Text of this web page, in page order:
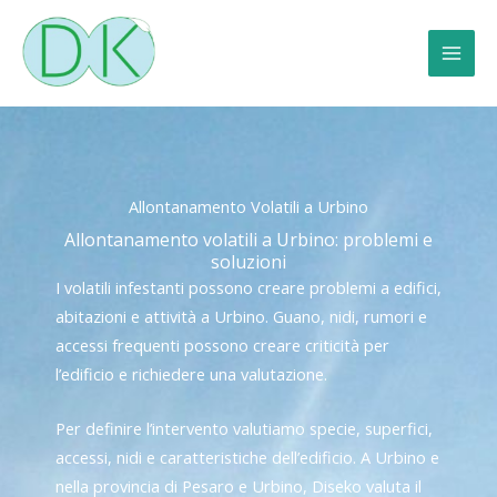
contenuto
Allontanamento Volatili a Urbino
Allontanamento volatili a Urbino: problemi e
soluzioni
I volatili infestanti possono creare problemi a edifici,
abitazioni e attività a Urbino. Guano, nidi, rumori e
accessi frequenti possono creare criticità per
l’edificio e richiedere una valutazione.
Per definire l’intervento valutiamo specie, superfici,
accessi, nidi e caratteristiche dell’edificio. A Urbino e
nella provincia di Pesaro e Urbino, Diseko valuta il